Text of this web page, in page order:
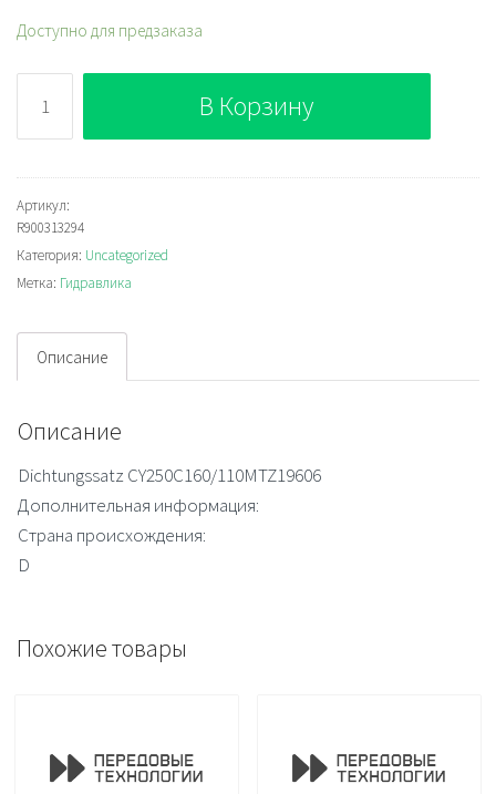
Доступно для предзаказа
Bosch
Rexroth
CY250C160/110MTZ19606
Seal
kit
В Корзину
Артикул:
R900313294
Категория: Uncategorized
Метка: Гидравлика
Описание
Описание
Dichtungssatz CY250C160/110MTZ19606
Дополнительная информация:
Страна происхождения:
D
Похожие товары